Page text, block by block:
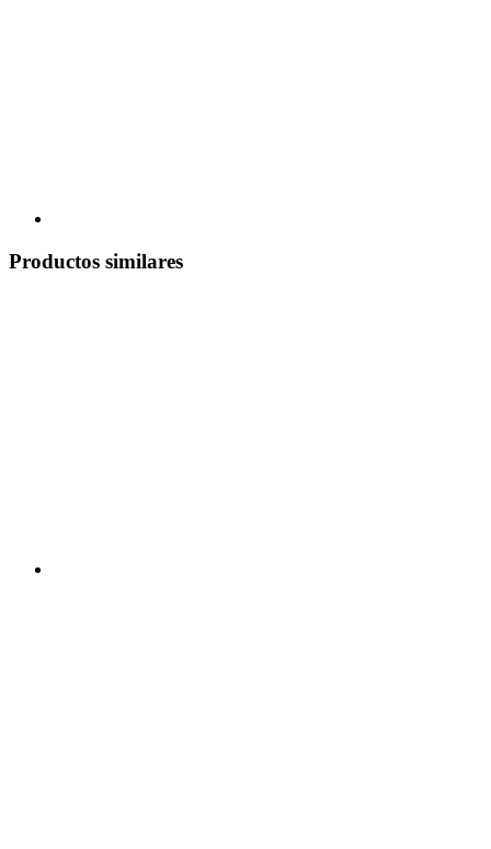
Productos similares